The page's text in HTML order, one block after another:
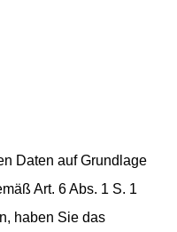
Daten auf Grundlage
Art. 6 Abs. 1 S. 1
haben Sie das